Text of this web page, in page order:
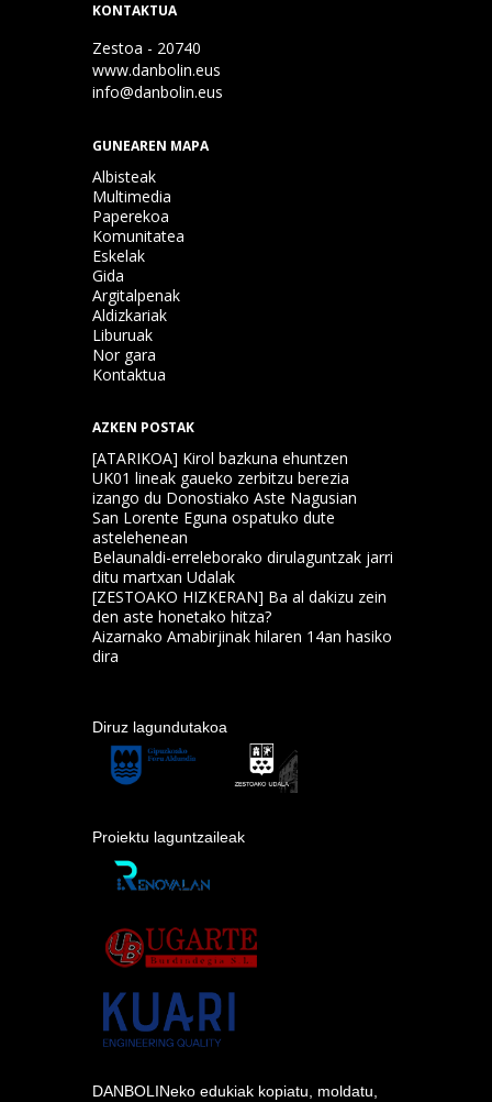
KONTAKTUA
Zestoa - 20740
www.danbolin.eus
info@danbolin.eus
GUNEAREN MAPA
Albisteak
Multimedia
Paperekoa
Komunitatea
Eskelak
Gida
Argitalpenak
Aldizkariak
Liburuak
Nor gara
Kontaktua
AZKEN POSTAK
[ATARIKOA] Kirol bazkuna ehuntzen
UK01 lineak gaueko zerbitzu berezia
izango du Donostiako Aste Nagusian
San Lorente Eguna ospatuko dute
astelehenean
Belaunaldi-erreleborako dirulaguntzak jarri
ditu martxan Udalak
[ZESTOAKO HIZKERAN] Ba al dakizu zein
den aste honetako hitza?
Aizarnako Amabirjinak hilaren 14an hasiko
dira
Diruz lagundutakoa
Proiektu laguntzaileak
DANBOLINeko edukiak kopiatu, moldatu,